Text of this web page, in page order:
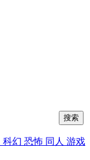
科幻 恐怖 同人 游戏